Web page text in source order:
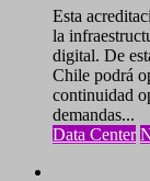
Esta
la
digital. De
Chile podrá
continuidad
demandas...
Data Center